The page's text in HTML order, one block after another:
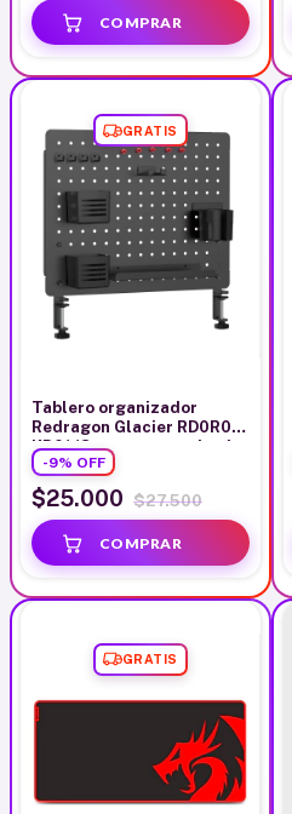
GRATIS
Tablero organizador
Redragon Glacier RD0R02-
KP01 18 cm para escritorio
para auriculares lapicero
cables
-9% OFF
$25.000 $27.500
GRATIS